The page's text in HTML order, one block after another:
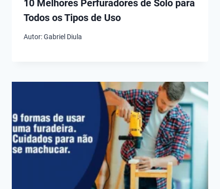
10 Melhores Perfuradores de Solo para
Todos os Tipos de Uso
Autor:Gabriel Diula